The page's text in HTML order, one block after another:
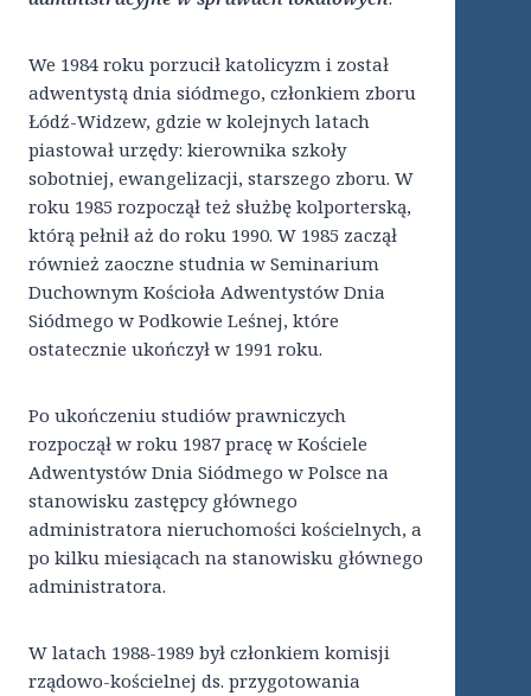
We 1984 roku porzucił katolicyzm i został
adwentystą dnia siódmego, członkiem zboru
Łódź-Widzew, gdzie w kolejnych latach
piastował urzędy: kierownika szkoły
sobotniej, ewangelizacji, starszego zboru. W
roku 1985 rozpoczął też służbę kolporterską,
którą pełnił aż do roku 1990. W 1985 zaczął
również zaoczne studnia w Seminarium
Duchownym Kościoła Adwentystów Dnia
Siódmego w Podkowie Leśnej, które
ostatecznie ukończył w 1991 roku.
Po ukończeniu studiów prawniczych
rozpoczął w roku 1987 pracę w Kościele
Adwentystów Dnia Siódmego w Polsce na
stanowisku zastępcy głównego
administratora nieruchomości kościelnych, a
po kilku miesiącach na stanowisku głównego
administratora.
W latach 1988-1989 był członkiem komisji
rządowo-kościelnej ds. przygotowania